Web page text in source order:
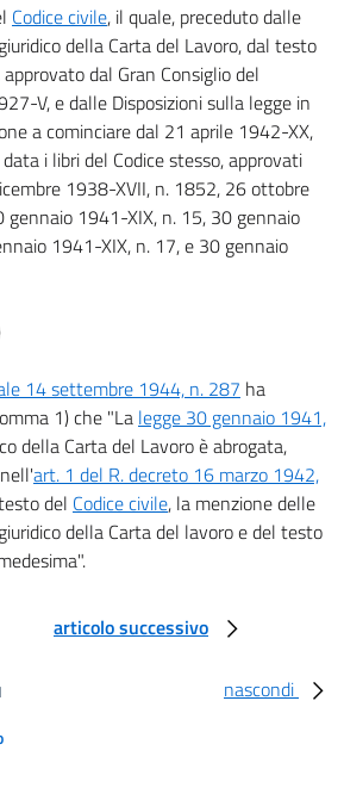
LIBRO PRIMO
PERSONE E DELLA FAMIGLIA
TITOLO I
DELLE PERSONE FISICHE
TITOLO II
PERSONE GIURIDICHE
CAPO I
associazioni e delle fondazioni
Codice civile, il quale, preceduto dalle
della Carta del Lavoro, dal testo
dal Gran Consiglio del
V, e dalle Disposizioni sulla legge in
a cominciare dal 21 aprile 1942-XX,
i libri del Codice stesso, approvati
1938-XVII, n. 1852, 26 ottobre
gennaio 1941-XIX, n. 15, 30 gennaio
1941-XIX, n. 17, e 30 gennaio
14 settembre 1944, n. 287 ha
1) che "La legge 30 gennaio 1941,
della Carta del Lavoro è abrogata,
art. 1 del R. decreto 16 marzo 1942,
del Codice civile, la menzione delle
della Carta del lavoro e del testo
articolo successivo
nascondi